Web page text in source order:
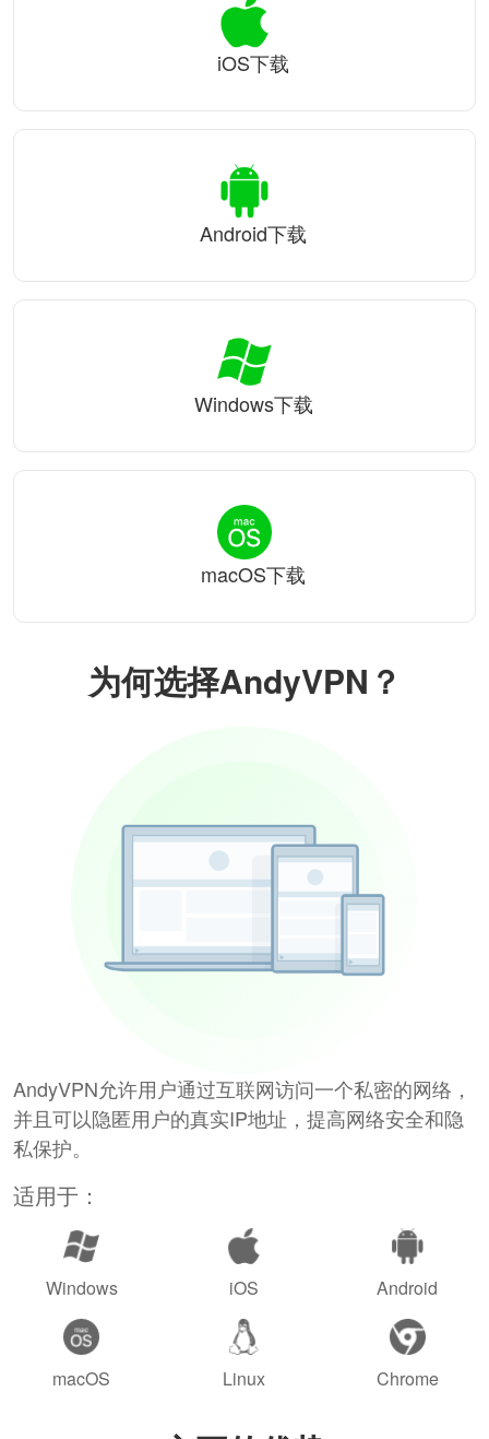
为何选择AndyVPN？
AndyVPN允许用户通过互联网访问一个私密的网络，
并且可以隐匿用户的真实IP地址，提高网络安全和隐
私保护。
适用于：
Windows iOS Android
macOS Linux Chrome
iOS下载
Android下载
Windows下载
macOS下载